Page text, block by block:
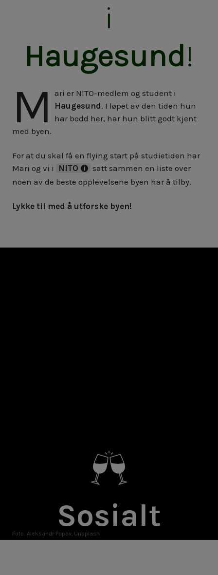
i
Haugesund!
M
ari er NITO-medlem og student i
Haugesund. I løpet av den tiden hun
har bodd her, har hun blitt godt kjent
med byen.
For at du skal få en flying start på studietiden har
Mari og vi i
NITO
satt sammen en liste over
noen av de beste opplevelsene byen har å tilby.
Lykke til med å utforske byen!
Sosialt
Foto: Aleksandr Popov, Unsplash